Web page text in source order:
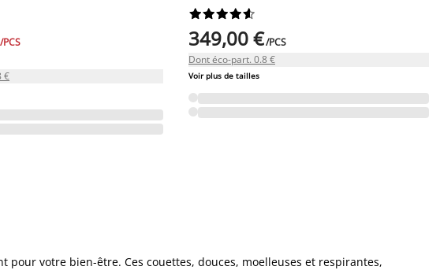
/PCS
€






349,00 €/PCS
Dont éco-part. 0.8 €
Voir plus de tailles
votre bien-être. Ces couettes, douces, moelleuses et respirantes,